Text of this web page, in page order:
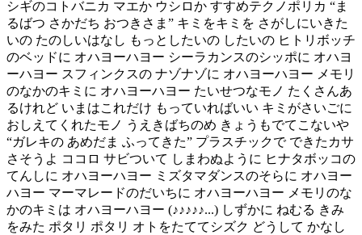
シギのコトバニカ マエか ウシロか すすめテクノポリカ “ま
るばつ さかだち おつきさま” キミをキミを さがしにいきた
いの たのしいはなし もっとしたいの したいの ヒトリボッチ
のベッドに オハヨーハヨー シーラカンスのシッポに オハヨ
ーハヨー スフィンクスの ナゾナゾに オハヨーハヨー メモリ
のなかのキミに オハヨーハヨー たいせつなモノ たくさんあ
るけれど いまはこれだけ もっていればいい キミがさいごに
おしえてくれたモノ うえきばちのめ きょうもでてこないや
“ガレキの あめだま ふってきた” プラスチックで できたカサ
さそうよ ココロ サビついて しまわぬように ヒナタボッコの
てんしに オハヨーハヨー ミズタマダンスのそらに オハヨー
ハヨー マーマレードのだいちに オハヨーハヨー メモリのな
かのキミは オハヨーハヨー (♪♪♪♪♪...) しずかに ねむる きみ
をみた ポタリ ポタリ オトをたててシズク どうして かなし